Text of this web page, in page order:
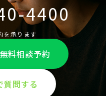
4400
を承ります
料相談予約
質問する